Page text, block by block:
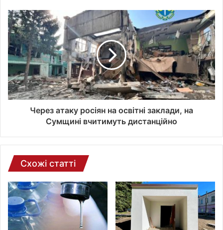
е
к
т
р
о
н
н
о
ї
т
Через атаку росіян на освітні заклади, на
Сумщині вчитимуть дистанційно
Схожі статті